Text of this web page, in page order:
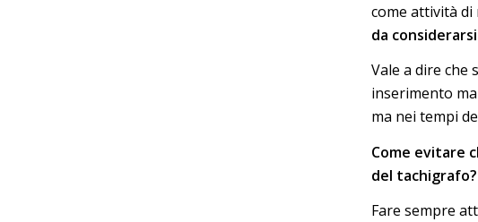
come attività di
da
Vale a dire che
inserimento
ma nei tempi
Come evitare
del tachigrafo?
Fare sempre